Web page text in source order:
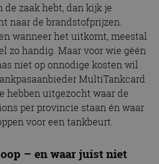
de zaak hebt, dan kijk je
naar de brandstofprijzen.
wanneer het uitkomt, meestal
zo handig. Maar voor wie géén
niet op onnodige kosten wil
MultiTankcard
hebben uitgezocht waar de
per provincie staan én waar
voor een tankbeurt.
– en waar juist niet